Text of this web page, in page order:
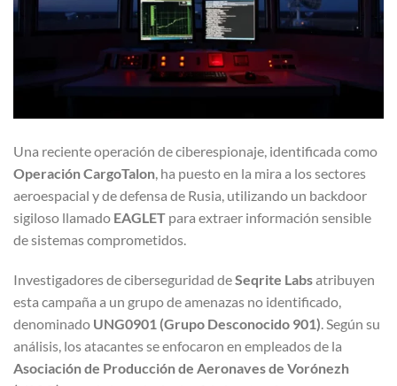
Una reciente operación de ciberespionaje, identificada como
Operación CargoTalon , ha puesto en la mira a los sectores
aeroespacial y de defensa de Rusia, utilizando un backdoor
sigiloso llamado EAGLET para extraer información sensible
de sistemas comprometidos.
Investigadores de ciberseguridad deSeqrite Labsatribuyen
esta campaña a un grupo de amenazas no identificado,
denominado UNG0901 (Grupo Desconocido 901). Según su
análisis, los atacantes se enfocaron en empleados de la
Asociación de Producción de Aeronaves de Vorónezh